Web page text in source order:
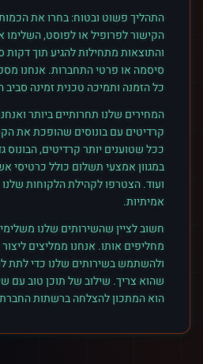
התהליך פשוט ובטוח: בחרו את הכמות
הקישור לפרופיל או לפוסט,
והתוצאות מתחילות להגיע תוך דקות
סיסמה או פרטי התחברות. אנחנו
כל הזמנה ותמיכה טכנית זמינה סביב
המחירים שלנו תחרותיים ביותר
קרדיטים עם בונוסים שהופכת את
ככל שטוענים יותר קרדיטים, הבונוס
ועוד. הצטרפו לקהילת הלקוחות
אמיתיות.
חשוב לציין שהשירותים שלנו
מחליפים אותו. אנחנו ממליצים ליצור
ולהשתמש בשירותים שלנו כדי לתת
שהוא צריך. שילוב של תוכן טוב עם
הוא המתכון להצלחה ברשתות